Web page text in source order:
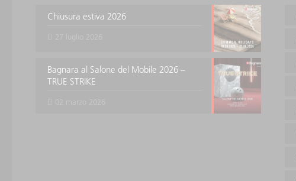
Chiusura estiva 2026
Bagnara al Salone del Mobile 2026 –
TRUE STRIKE